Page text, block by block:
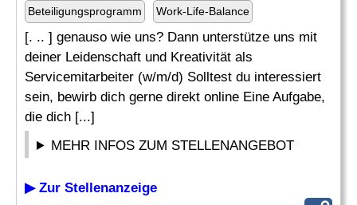
Beteiligungsprogramm Work-Life-Balance
[. .. ] genauso wie uns? Dann unterstütze uns mit
deiner Leidenschaft und Kreativität als
Servicemitarbeiter (w/m/d) Solltest du interessiert
sein, bewirb dich gerne direkt online Eine Aufgabe,
die dich [...]
MEHR INFOS ZUM STELLENANGEBOT
▶ Zur Stellenanzeige